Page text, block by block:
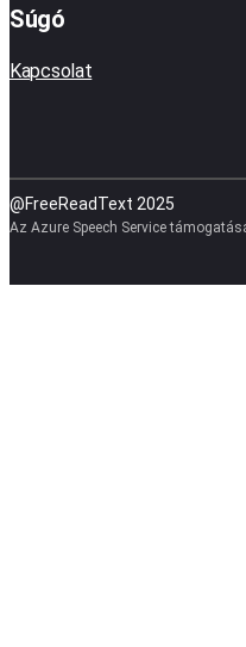
Súgó
Kapcsolat
@FreeReadText 2025
Az Azure Speech Service